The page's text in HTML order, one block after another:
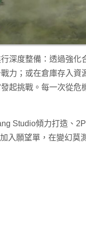
深度整備：透過強化
力；或在倉庫存入資
起挑戰。每一次從
Studio傾力打造、
入願望單，在變幻莫